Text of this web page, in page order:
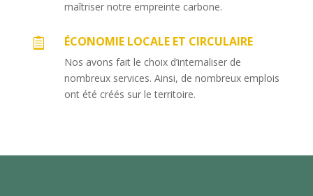
maîtriser notre empreinte carbone.
 ÉCONOMIE LOCALE ET CIRCULAIRE
Nos avons fait le choix d’internaliser de
nombreux services. Ainsi, de nombreux emplois
ont été créés sur le territoire.